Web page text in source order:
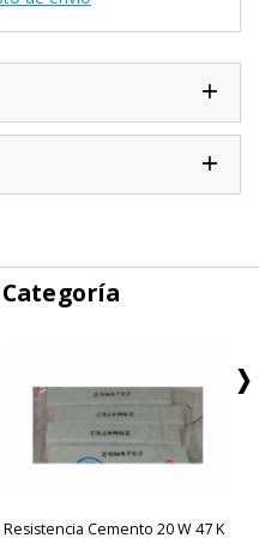
Categoría
Resistencia Cemento 20 W 47 K